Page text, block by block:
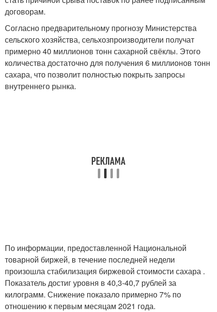
договорам.
Согласно предварительному прогнозу Министерства
сельского хозяйства, сельхозпроизводители получат
примерно 40 миллионов тонн сахарной свёклы. Этого
количества достаточно для получения 6 миллионов тонн
сахара, что позволит полностью покрыть запросы
внутреннего рынка.
По информации, предоставленной Национальной
товарной биржей, в течение последней недели
произошла стабилизация биржевой стоимости сахара .
Показатель достиг уровня в 40,3-40,7 рублей за
килограмм. Снижение показало примерно 7% по
отношению к первым месяцам 2021 года.